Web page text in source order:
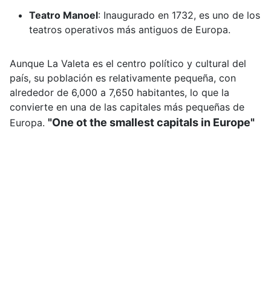
Teatro Manoel: Inaugurado en 1732, es uno de los
teatros operativos más antiguos de Europa.
Aunque La Valeta es el centro político y cultural del
país, su población es relativamente pequeña, con
alrededor de 6,000 a 7,650 habitantes, lo que la
convierte en una de las capitales más pequeñas de
Europa. "One ot the smallest capitals in Europe"